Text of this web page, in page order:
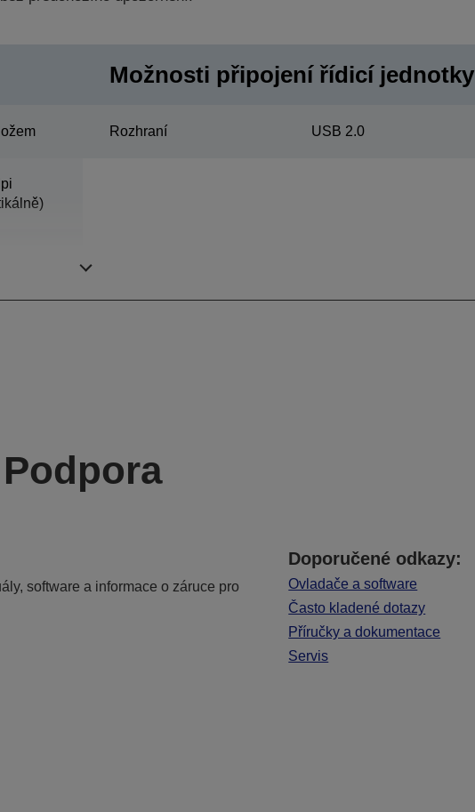
Možnosti připojení řídicí jednotky
Rozhraní USB 2.0
Podpora
software a informace o záruce pro
Doporučené odkazy:
Ovladače a software
Často kladené dotazy
Příručky a dokumentace
Servis